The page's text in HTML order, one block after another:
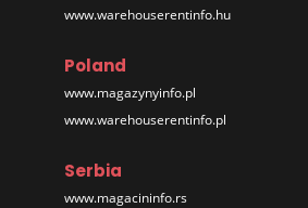
www.warehouserentinfo.hu
Poland
www.magazynyinfo.pl
www.warehouserentinfo.pl
Serbia
www.magacininfo.rs